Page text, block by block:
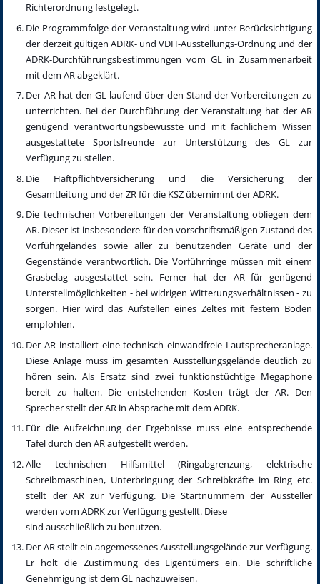
Richterordnung festgelegt.
Die Programmfolge der Veranstaltung wird unter Berücksichtigung
der derzeit gültigen ADRK- und VDH-Ausstellungs-Ordnung und der
ADRK-Durchführungsbestimmungen vom GL in Zusammenarbeit
mit dem AR abgeklärt.
Der AR hat den GL laufend über den Stand der Vorbereitungen zu
unterrichten. Bei der Durchführung der Veranstaltung hat der AR
genügend verantwortungsbewusste und mit fachlichem Wissen
ausgestattete Sportsfreunde zur Unterstützung des GL zur
Verfügung zu stellen.
Die Haftpflichtversicherung und die Versicherung der
Gesamtleitung und der ZR für die KSZ übernimmt der ADRK.
Die technischen Vorbereitungen der Veranstaltung obliegen dem
AR. Dieser ist insbesondere für den vorschriftsmäßigen Zustand des
Vorführgeländes sowie aller zu benutzenden Geräte und der
Gegenstände verantwortlich. Die Vorführringe müssen mit einem
Grasbelag ausgestattet sein. Ferner hat der AR für genügend
Unterstellmöglichkeiten - bei widrigen Witterungsverhältnissen - zu
sorgen. Hier wird das Aufstellen eines Zeltes mit festem Boden
empfohlen.
Der AR installiert eine technisch einwandfreie Lautsprecheranlage.
Diese Anlage muss im gesamten Ausstellungsgelände deutlich zu
hören sein. Als Ersatz sind zwei funktionstüchtige Megaphone
bereit zu halten. Die entstehenden Kosten trägt der AR. Den
Sprecher stellt der AR in Absprache mit dem ADRK.
Für die Aufzeichnung der Ergebnisse muss eine entsprechende
Tafel durch den AR aufgestellt werden.
Alle technischen Hilfsmittel (Ringabgrenzung, elektrische
Schreibmaschinen, Unterbringung der Schreibkräfte im Ring etc.
stellt der AR zur Verfügung. Die Startnummern der Aussteller
werden vom ADRK zur Verfügung gestellt. Diese
sind ausschließlich zu benutzen.
Der AR stellt ein angemessenes Ausstellungsgelände zur Verfügung.
Er holt die Zustimmung des Eigentümers ein. Die schriftliche
Genehmigung ist dem GL nachzuweisen.